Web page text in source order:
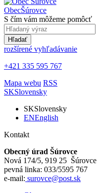
ObecŠúrovce
S čím vám môžeme pomôcť
Hľadať
rozšírené vyhľadávanie
+421 335 595 767
Mapa webu RSS
SKSlovensky
SKSlovensky
ENEnglish
Kontakt
Obecný úrad Šúrovce
Nová 174/5, 919 25 Šúrovce
pevná linka: 033/5595 767
e-mail: surovce@post.sk